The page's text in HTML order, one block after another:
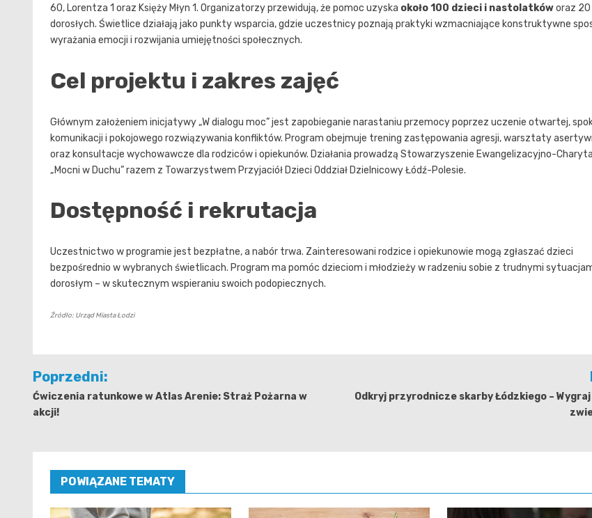
60, Lorentza 1 oraz Księży Młyn 1. Organizatorzy przewidują, że pomoc uzyska około 100 dzieci i nastolatkóworaz 20
dorosłych. Świetlice działają jako punkty wsparcia, gdzie uczestnicy poznają praktyki wzmacniające konstruktywne
wyrażania emocji i rozwijania umiejętności społecznych.
Cel projektu i zakres zajęć
Głównym założeniem inicjatywy „W dialogu moc” jest zapobieganie narastaniu przemocy poprzez uczenie otwartej,
komunikacji i pokojowego rozwiązywania konfliktów. Program obejmuje trening zastępowania agresji, warsztaty
oraz konsultacje wychowawcze dla rodziców i opiekunów. Działania prowadzą Stowarzyszenie Ewangelizacyjno-
„Mocni w Duchu” razem z Towarzystwem Przyjaciół Dzieci Oddział Dzielnicowy Łódź-Polesie.
Dostępność i rekrutacja
Uczestnictwo w programie jest bezpłatne, a nabór trwa. Zainteresowani rodzice i opiekunowie mogą zgłaszać dzieci
bezpośrednio w wybranych świetlicach. Program ma pomóc dzieciom i młodzieży w radzeniu sobie z trudnymi
dorosłym – w skutecznym wspieraniu swoich podopiecznych.
Źródło: Urząd Miasta Łodzi
Nawigacja
wpisu
Poprzedni:
Ćwiczenia ratunkowe w Atlas Arenie: Straż Pożarna w
akcji!
Odkryj przyrodnicze skarby Łódzkiego –
POWIĄZANE TEMATY